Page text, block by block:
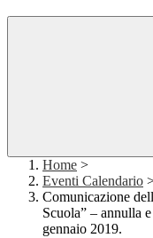
Home >
Eventi Calendario
Comunicazione
Scuola” – annulla
gennaio 2019.